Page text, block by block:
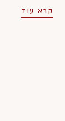
קרא עוד